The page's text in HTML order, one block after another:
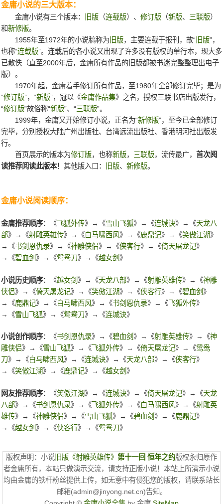
金庸小说的三大版本：
金庸小说有三个版本： 旧版 （连载版）、 修订版 （新版、 三联版）
和新修版。
1955年至1972年的小说稿称为 旧版，主要连载于报刊，故“ 旧版”，
也称“连载版”。连载后的各小说又出现了许多没有版权的单行本，现大多
已散佚（直至2000年后，金庸所有作品的旧版都被书迷完整整理出电子
版）。
1970年起，金庸着手修订所有作品，至1980年全部修订完毕；是为
“修订版”，“新版”，冠以《金庸作品集》之名，授权三联书店出版发行，
“修订版”故俗称“新版”、“三联版”。
1999年，金庸又开始修订小说，正名为“新修版”，至今已全部修订
完毕，分别授权大陆广州出版社、台湾远流出版社、香港明河社出版发
行。
首页展示的版本为修订版，也称新版， 三联版，流传最广， 首次阅
读推荐阅读此版本！其他版入口： 旧版、 新修版。
金庸小说阅读顺序：
金庸推荐顺序：《飞狐外传》→《雪山飞狐》→《连城诀》→《天龙八
部》→《射雕英雄传》→《白马啸西风》→《鹿鼎记》→《笑傲江湖》
→《书剑恩仇录》→《神雕侠侣》→《侠客行》→《倚天屠龙记》
→《碧血剑 》→《鸳鸯刀》→《越女剑 》
小说历史顺序：《越女剑 》→《天龙八部》→《射雕英雄传》→《神雕
侠侣》→《倚天屠龙记》→《笑傲江湖》→《侠客行》→《碧血剑 》
→《鹿鼎记》→《白马啸西风》→《书剑恩仇录》→《飞狐外传》
→《雪山飞狐》→《鸳鸯刀》→《连城诀》
小说创作顺序：《书剑恩仇录》→《碧血剑 》→《射雕英雄传》→《神
雕侠侣》→《雪山飞狐》→《飞狐外传》→《倚天屠龙记》→《鸳鸯
刀》→《白马啸西风》→《连城诀》→《天龙八部》→《侠客行》
→《笑傲江湖》→《鹿鼎记》→《越女剑 》
网友推荐顺序：《笑傲江湖》→《连城诀》→《倚天屠龙记》→《天龙
八部》→《书剑恩仇录》→《飞狐外传》→《白马啸西风》→《射雕英
雄传》→《神雕侠侣》→《雪山飞狐》→《碧血剑 》→《鹿鼎记》
→《越女剑 》→《侠客行》→《鸳鸯刀》
版权声明：小说 旧版《射雕英雄传》 第十一回 恒年之约版权永归原作
者金庸所有，本站只做演示交流，请支持正版小说！本站上所演示小说
均由金庸的铁杆粉丝提供上传，如无意中有侵犯您的版权，请联系站长
邮箱(admin@jinyong.net.cn)告知。